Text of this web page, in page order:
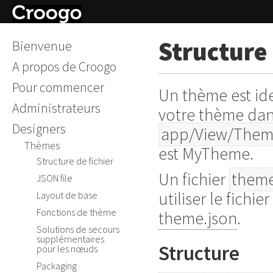
Bienvenue
A propos de Croogo
Pour commencer
Administrateurs
Designers
Thèmes
Structure de fichier
JSON file
Layout de base
Fonctions de thème
Solutions de secours
supplémentaires
pour les nœuds
Packaging
Un thème est
votre thème
app/View/
est MyTheme.
Un fichier
utiliser le
theme.json.
Structure